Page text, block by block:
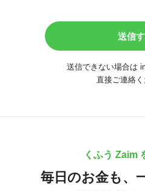
送信できない場合は
直接ご連絡く
くふう Zaim
毎日のお金も、